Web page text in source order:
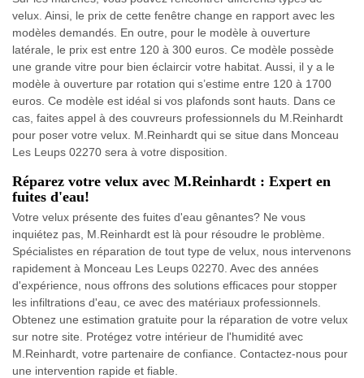
velux. Ainsi, le prix de cette fenêtre change en rapport avec les
modèles demandés. En outre, pour le modèle à ouverture
latérale, le prix est entre 120 à 300 euros. Ce modèle possède
une grande vitre pour bien éclaircir votre habitat. Aussi, il y a le
modèle à ouverture par rotation qui s’estime entre 120 à 1700
euros. Ce modèle est idéal si vos plafonds sont hauts. Dans ce
cas, faites appel à des couvreurs professionnels du M.Reinhardt
pour poser votre velux. M.Reinhardt qui se situe dans Monceau
Les Leups 02270 sera à votre disposition.
Réparez votre velux avec M.Reinhardt : Expert en
fuites d'eau!
Votre velux présente des fuites d'eau gênantes? Ne vous
inquiétez pas, M.Reinhardt est là pour résoudre le problème.
Spécialistes en réparation de tout type de velux, nous intervenons
rapidement à Monceau Les Leups 02270. Avec des années
d'expérience, nous offrons des solutions efficaces pour stopper
les infiltrations d'eau, ce avec des matériaux professionnels.
Obtenez une estimation gratuite pour la réparation de votre velux
sur notre site. Protégez votre intérieur de l'humidité avec
M.Reinhardt, votre partenaire de confiance. Contactez-nous pour
une intervention rapide et fiable.